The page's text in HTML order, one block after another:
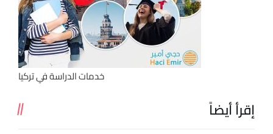
خدمات الدراسة في تركيا
إقرأ أيضاً